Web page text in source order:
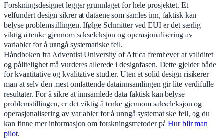
Forskningsdesignet legger grunnlaget for hele prosjektet. Et
velfundert design sikrer at dataene som samles inn, faktisk kan
belyse problemstillingen. Ifølge Schmitter ved EUI er det særlig
viktig å tenke gjennom sakseleksjon og operasjonalisering av
variabler for å unngå systematiske feil.
Håndboken fra Adventist University of Africa fremhever at validitet
og pålitelighet må vurderes allerede i designfasen. Dette gjelder både
for kvantitative og kvalitative studier. Uten et solid design risikerer
man at selv den mest omfattende datainnsamlingen gir lite verdifulle
resultater. For å sikre at innsamlede data faktisk kan belyse
problemstillingen, er det viktig å tenke gjennom sakseleksjon og
operasjonalisering av variabler for å unngå systematiske feil, og du
kan finne mer informasjon om forskningsmetoder på Hur blir man
pilot.